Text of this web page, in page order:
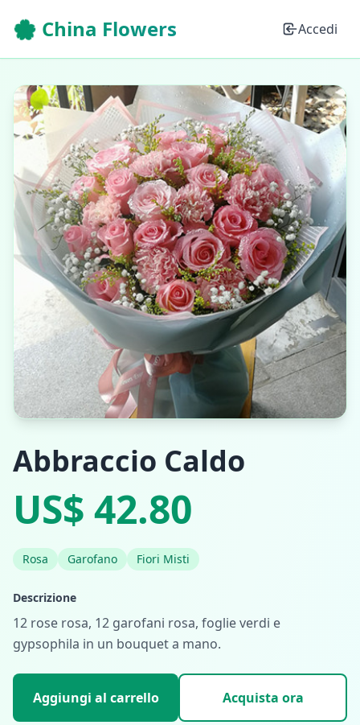
🌸 China Flowers Accedi
Abbraccio Caldo
US$ 42.80
Rosa Garofano Fiori Misti
Descrizione
12 rose rosa, 12 garofani rosa, foglie verdi e
gypsophila in un bouquet a mano.
Aggiungi al carrello Acquista ora